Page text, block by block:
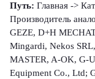
Путь: Главная ->
Производитель
GEZE, D+H
Mingardi, Nekos
MASTER, A-OK, G-
Equipment Co., Ltd;